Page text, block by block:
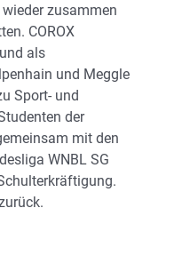
zusammen
COROX
als
und Meggle
Sport- und
der
mit den
WNBL SG